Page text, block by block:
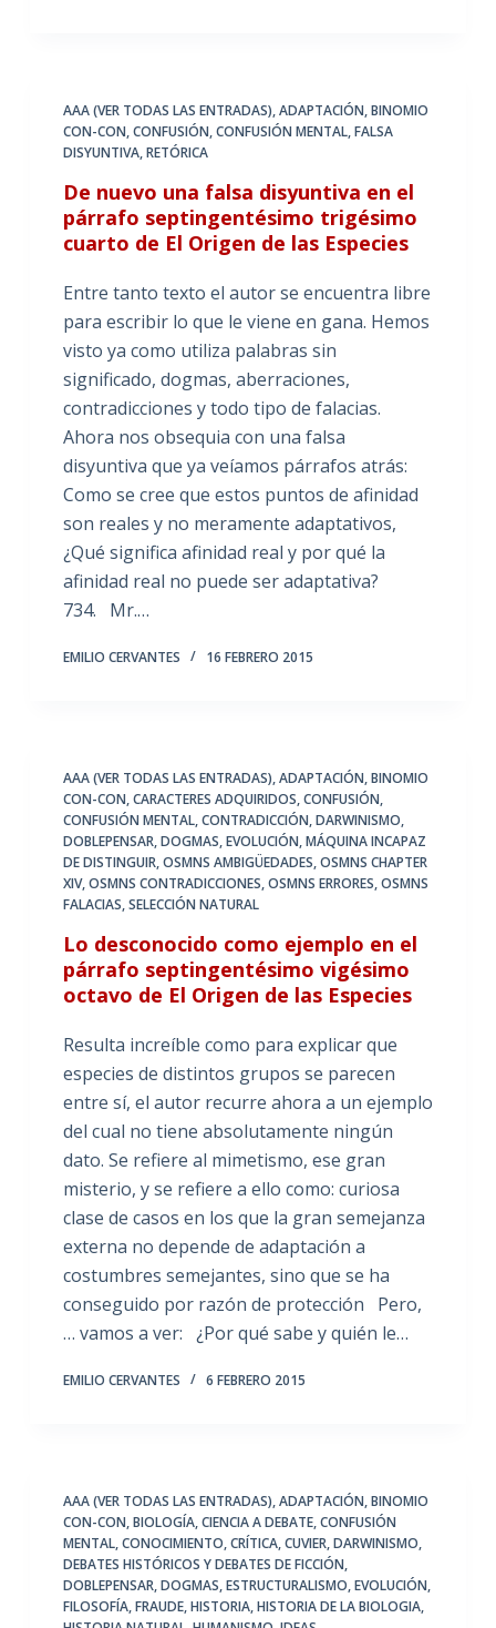
AAA (VER TODAS LAS ENTRADAS),ADAPTACIÓN,BINOMIO
CON-CON,CONFUSIÓN,CONFUSIÓN MENTAL,FALSA
DISYUNTIVA,RETÓRICA
De nuevo una falsa disyuntiva en el
párrafo septingentésimo trigésimo
cuarto de El Origen de las Especies
Entre tanto texto el autor se encuentra libre
para escribir lo que le viene en gana. Hemos
visto ya como utiliza palabras sin
significado, dogmas, aberraciones,
contradicciones y todo tipo de falacias.
Ahora nos obsequia con una falsa
disyuntiva que ya veíamos párrafos atrás:
Como se cree que estos puntos de afinidad
son reales y no meramente adaptativos,
¿Qué significa afinidad real y por qué la
afinidad real no puede ser adaptativa?
734. Mr.…
EMILIO CERVANTES 16 FEBRERO 2015
AAA (VER TODAS LAS ENTRADAS),ADAPTACIÓN,BINOMIO
CON-CON,CARACTERES ADQUIRIDOS,CONFUSIÓN,
CONFUSIÓN MENTAL,CONTRADICCIÓN,DARWINISMO,
DOBLEPENSAR,DOGMAS,EVOLUCIÓN,MÁQUINA INCAPAZ
DE DISTINGUIR,OSMNS AMBIGÜEDADES,OSMNS CHAPTER
XIV,OSMNS CONTRADICCIONES,OSMNS ERRORES,OSMNS
FALACIAS,SELECCIÓN NATURAL
Lo desconocido como ejemplo en el
párrafo septingentésimo vigésimo
octavo de El Origen de las Especies
Resulta increíble como para explicar que
especies de distintos grupos se parecen
entre sí, el autor recurre ahora a un ejemplo
del cual no tiene absolutamente ningún
dato. Se refiere al mimetismo, ese gran
misterio, y se refiere a ello como: curiosa
clase de casos en los que la gran semejanza
externa no depende de adaptación a
costumbres semejantes, sino que se ha
conseguido por razón de protección Pero,
… vamos a ver: ¿Por qué sabe y quién le…
EMILIO CERVANTES 6 FEBRERO 2015
AAA (VER TODAS LAS ENTRADAS),ADAPTACIÓN,BINOMIO
CON-CON,BIOLOGÍA,CIENCIA A DEBATE,CONFUSIÓN
MENTAL,CONOCIMIENTO,CRÍTICA,CUVIER,DARWINISMO,
DEBATES HISTÓRICOS Y DEBATES DE FICCIÓN,
DOBLEPENSAR,DOGMAS,ESTRUCTURALISMO,EVOLUCIÓN,
FILOSOFÍA,FRAUDE,HISTORIA,HISTORIA DE LA BIOLOGIA,